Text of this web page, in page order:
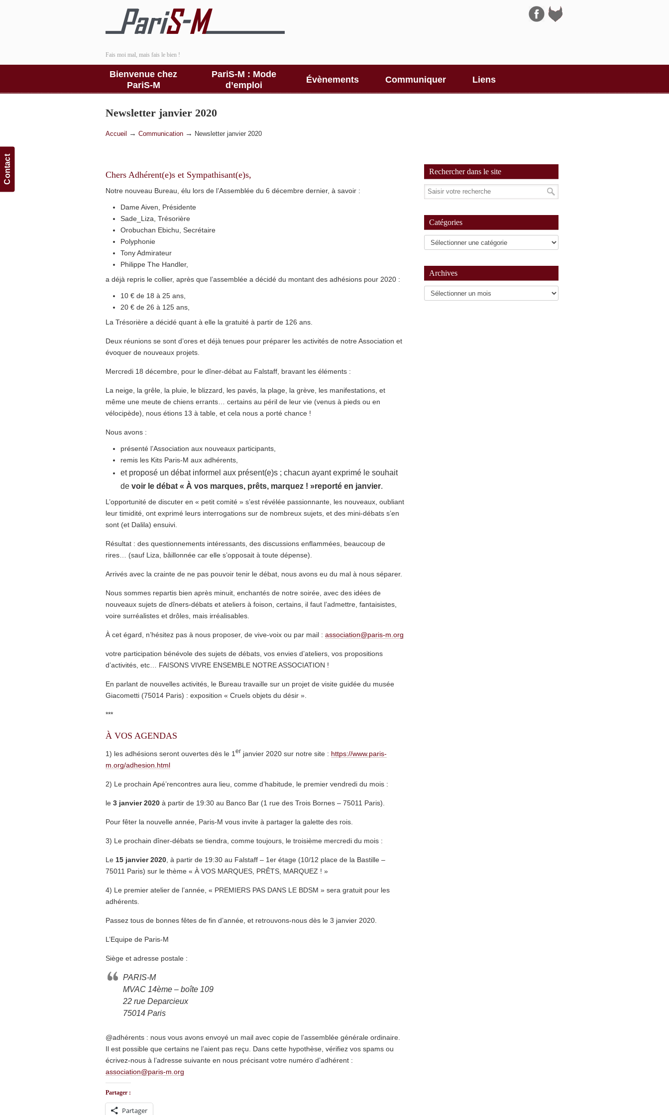
Contact
Fais moi mal, mais fais le bien !
Bienvenue chez
PariS-M
PariS-M : Mode
d’emploi
Évènements Communiquer Liens
Navigation
Newsletter janvier 2020
Accueil → Communication → Newsletter janvier 2020
Chers Adhérent(e)s et Sympathisant(e)s,
Notre nouveau Bureau, élu lors de l’Assemblée du 6 décembre dernier, à savoir :
Dame Aiven, Présidente
Sade_Liza, Trésorière
Orobuchan Ebichu, Secrétaire
Polyphonie
Tony Admirateur
Philippe The Handler,
a déjà repris le collier, après que l’assemblée a décidé du montant des adhésions pour 2020 :
10 € de 18 à 25 ans,
20 € de 26 à 125 ans,
La Trésorière a décidé quant à elle la gratuité à partir de 126 ans.
Deux réunions se sont d’ores et déjà tenues pour préparer les activités de notre Association et
évoquer de nouveaux projets.
Mercredi 18 décembre, pour le dîner-débat au Falstaff, bravant les éléments :
La neige, la grêle, la pluie, le blizzard, les pavés, la plage, la grève, les manifestations, et
même une meute de chiens errants… certains au péril de leur vie (venus à pieds ou en
vélocipède), nous étions 13 à table, et cela nous a porté chance !
Nous avons :
présenté l’Association aux nouveaux participants,
remis les Kits Paris-M aux adhérents,
et proposé un débat informel aux présent(e)s ; chacun ayant exprimé le souhait
de voir le débat « À vos marques, prêts, marquez ! »reporté en janvier.
L’opportunité de discuter en « petit comité » s’est révélée passionnante, les nouveaux, oubliant
leur timidité, ont exprimé leurs interrogations sur de nombreux sujets, et des mini-débats s’en
sont (et Dalila) ensuivi.
Résultat : des questionnements intéressants, des discussions enflammées, beaucoup de
rires… (sauf Liza, bâillonnée car elle s’opposait à toute dépense).
Arrivés avec la crainte de ne pas pouvoir tenir le débat, nous avons eu du mal à nous séparer.
Nous sommes repartis bien après minuit, enchantés de notre soirée, avec des idées de
nouveaux sujets de dîners-débats et ateliers à foison, certains, il faut l’admettre, fantaisistes,
voire surréalistes et drôles, mais irréalisables.
À cet égard, n’hésitez pas à nous proposer, de vive-voix ou par mail : association@paris-m.org
votre participation bénévole des sujets de débats, vos envies d’ateliers, vos propositions
d’activités, etc… FAISONS VIVRE ENSEMBLE NOTRE ASSOCIATION !
En parlant de nouvelles activités, le Bureau travaille sur un projet de visite guidée du musée
Giacometti (75014 Paris) : exposition « Cruels objets du désir ».
***
À VOS AGENDAS
1) les adhésions seront ouvertes dès le 1 er janvier 2020 sur notre site : https://www.paris-
m.org/adhesion.html
2) Le prochain Apé’rencontres aura lieu, comme d’habitude, le premier vendredi du mois :
le 3 janvier 2020 à partir de 19:30 au Banco Bar (1 rue des Trois Bornes – 75011 Paris).
Pour fêter la nouvelle année, Paris-M vous invite à partager la galette des rois.
3) Le prochain dîner-débats se tiendra, comme toujours, le troisième mercredi du mois :
Le 15 janvier 2020 , à partir de 19:30 au Falstaff – 1er étage (10/12 place de la Bastille –
75011 Paris) sur le thème « À VOS MARQUES, PRÊTS, MARQUEZ ! »
4) Le premier atelier de l’année, « PREMIERS PAS DANS LE BDSM » sera gratuit pour les
adhérents.
Passez tous de bonnes fêtes de fin d’année, et retrouvons-nous dès le 3 janvier 2020.
L’Equipe de Paris-M
Siège et adresse postale :
PARIS-M
MVAC 14ème – boîte 109
22 rue Deparcieux
75014 Paris
@adhérents : nous vous avons envoyé un mail avec copie de l’assemblée générale ordinaire.
Il est possible que certains ne l’aient pas reçu. Dans cette hypothèse, vérifiez vos spams ou
écrivez-nous à l’adresse suivante en nous précisant votre numéro d’adhérent :
association@paris-m.org
Partager :
Partager
Rechercher dans le site
Catégories
Archives
Archives